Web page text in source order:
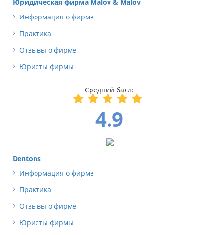
Юридическая фирма Malov & Malov
Информация о фирме
Практика
Отзывы о фирме
Юристы фирмы
4.9
Dentons
Информация о фирме
Практика
Отзывы о фирме
Юристы фирмы